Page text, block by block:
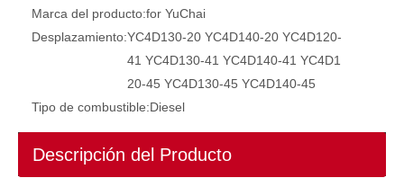
Marca del producto:for YuChai
Desplazamiento:YC4D130-20 YC4D140-20 YC4D120-
41 YC4D130-41 YC4D140-41 YC4D1
20-45 YC4D130-45 YC4D140-45
Tipo de combustible:Diesel
Descripción del Producto